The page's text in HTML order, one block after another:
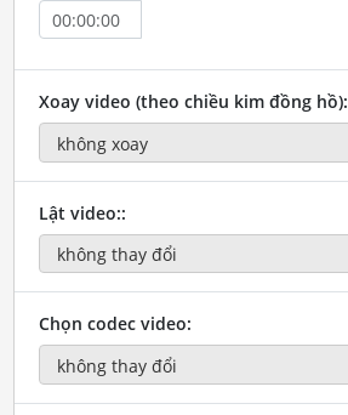
Xoay video (theo chiều kim đồng hồ):
Lật video::
Chọn codec video: